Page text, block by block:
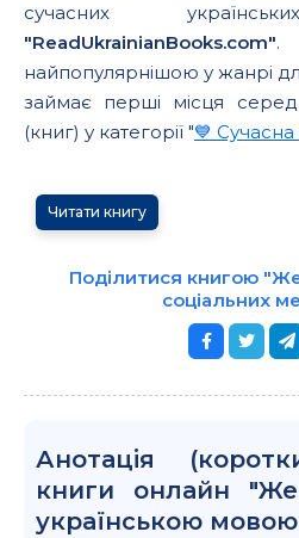
сучасних
"ReadUkrainianBooks.com".
найпопулярнішою у жанрі
займає перші місця серед
(книг) у категорії "💙
Читати книгу
Поділитися книгою
соціальних
Анотація
книги онлайн
українською мовою